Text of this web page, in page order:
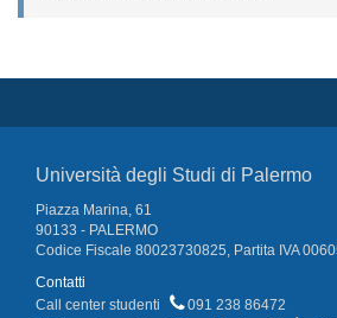
Università degli Studi di Palermo
Piazza Marina, 61
90133 - PALERMO
Codice Fiscale 80023730825, Partita IVA
Contatti
Call center studenti
091 238 86472